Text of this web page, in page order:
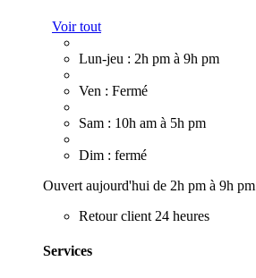
Voir tout
Lun-jeu : 2h pm à 9h pm
Ven : Fermé
Sam : 10h am à 5h pm
Dim : fermé
Ouvert aujourd'hui de 2h pm à 9h pm
Retour client 24 heures
Services